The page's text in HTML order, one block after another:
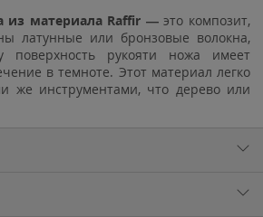
из материала Raffir —это композит,
латунные или бронзовые волокна,
поверхность рукояти ножа имеет
в темноте. Этот материал легко
же инструментами, что дерево или